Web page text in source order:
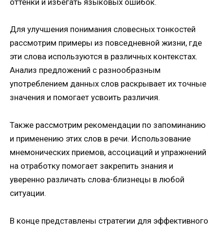
Для улучшения понимания словесных тонкостей
рассмотрим примеры из повседневной жизни, где
эти слова используются в различных контекстах.
Анализ предложений с разнообразным
употреблением данных слов раскрывает их точные
значения и помогает усвоить различия.
Также рассмотрим рекомендации по запоминанию
и применению этих слов в речи. Использование
мнемонических приемов, ассоциаций и упражнений
на отработку помогает закрепить знания и
уверенно различать слова-близнецы в любой
ситуации.
В конце представлены стратегии для эффективного